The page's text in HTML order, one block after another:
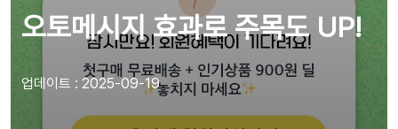
오토메시지 효과로 주목도 UP!
업데이트 : 2025-09-19